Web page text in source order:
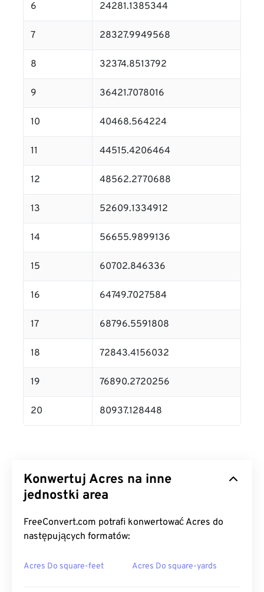
6 24281.1385344
7 28327.9949568
8 32374.8513792
9 36421.7078016
10 40468.564224
11 44515.4206464
12 48562.2770688
13 52609.1334912
14 56655.9899136
15 60702.846336
16 64749.7027584
17 68796.5591808
18 72843.4156032
19 76890.2720256
20 80937.128448
Konwertuj Acres na inne
jednostki area
FreeConvert.com potrafi konwertować Acres do
następujących formatów:
Acres Do square-feet Acres Do square-yards